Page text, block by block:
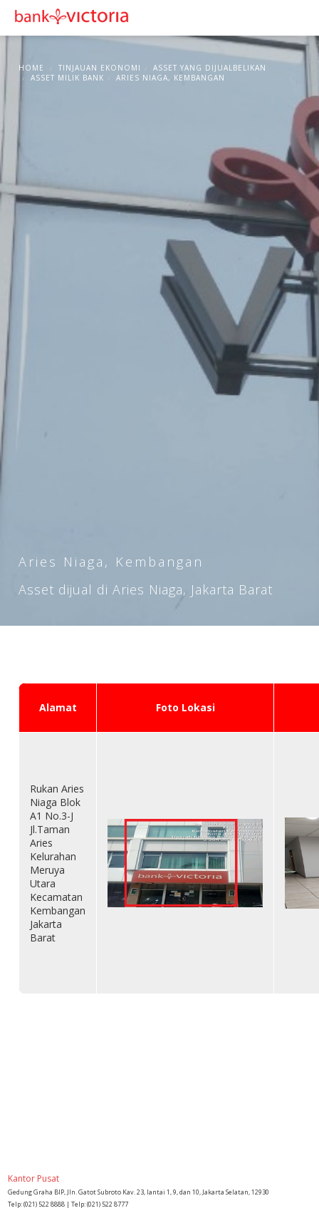
HOME TINJAUAN EKONOMI
ASSET YANG DIJUALBELIKAN
ASSET MILIK BANK
ARIES NIAGA, KEMBANGAN
Aries Niaga, Kembangan
Asset dijual di Aries Niaga, Jakarta Barat
Alamat Foto Lokasi
Rukan Aries
Niaga Blok
A1 No.3-J
Jl.Taman
Aries
Kelurahan
Meruya
Utara
Kecamatan
Kembangan
Jakarta
Barat
Kantor Pusat
Gedung Graha BIP, Jln. Gatot Subroto Kav. 23, lantai 1, 9, dan 10, Jakarta Selatan, 12930
Telp: (021) 522 8888 | Telp: (021) 522 8777